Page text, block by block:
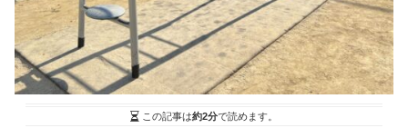
この記事は約2分で読めます。